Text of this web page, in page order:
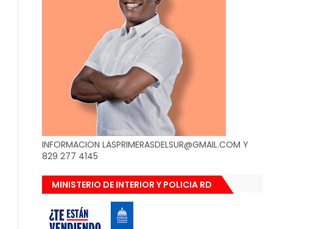
INFORMACION LASPRIMERASDELSUR@GMAIL.COM Y
829 277 4145
MINISTERIO DE INTERIOR Y POLICIA RD